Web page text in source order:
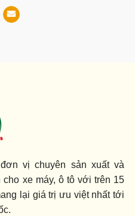
vị chuyên sản xuất và
xe máy, ô tô với trên 15
lại giá trị ưu việt nhất tới